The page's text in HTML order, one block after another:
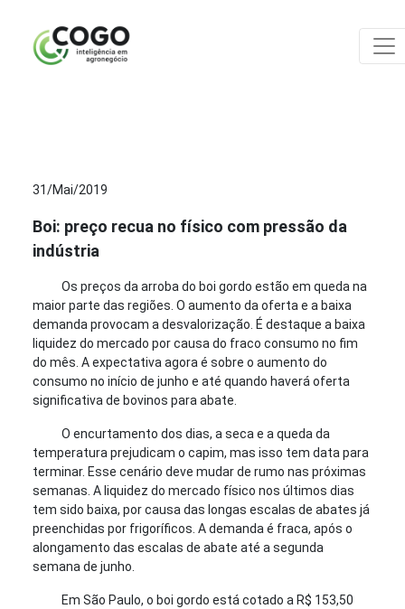
31/Mai/2019
Boi: preço recua no físico com pressão da
indústria
Os preços da arroba do boi gordo estão em queda na
maior parte das regiões. O aumento da oferta e a baixa
demanda provocam a desvalorização. É destaque a baixa
liquidez do mercado por causa do fraco consumo no fim
do mês. A expectativa agora é sobre o aumento do
consumo no início de junho e até quando haverá oferta
significativa de bovinos para abate.
O encurtamento dos dias, a seca e a queda da
temperatura prejudicam o capim, mas isso tem data para
terminar. Esse cenário deve mudar de rumo nas próximas
semanas. A liquidez do mercado físico nos últimos dias
tem sido baixa, por causa das longas escalas de abates já
preenchidas por frigoríficos. A demanda é fraca, após o
alongamento das escalas de abate até a segunda
semana de junho.
Em São Paulo, o boi gordo está cotado a R$ 153,50